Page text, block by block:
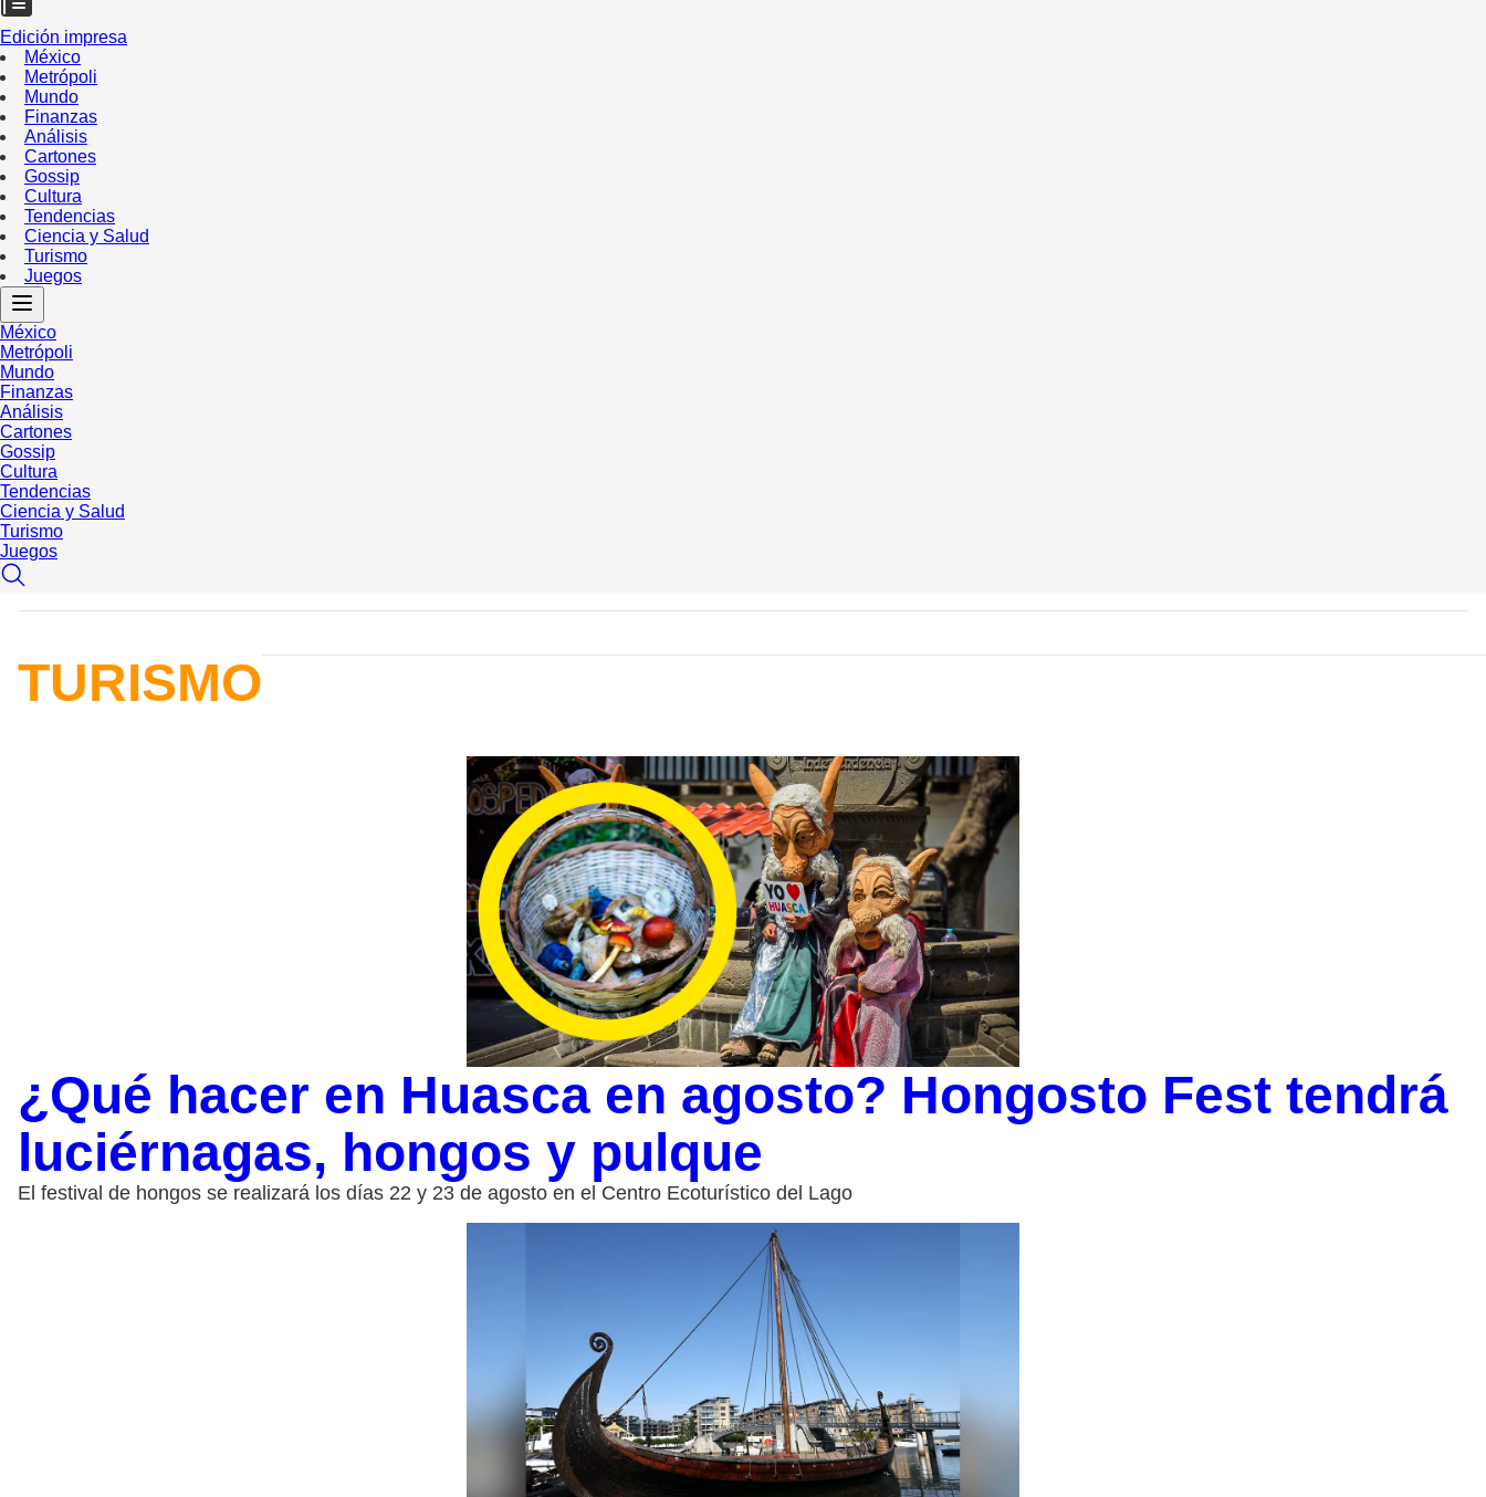
Edición impresa
México
Metrópoli
Mundo
Finanzas
Análisis
Cartones
Gossip
Cultura
Tendencias
Ciencia y Salud
Turismo
Juegos
México
Metrópoli
Mundo
Finanzas
Análisis
Cartones
Gossip
Cultura
Tendencias
Ciencia y Salud
Turismo
Juegos
TURISMO
¿Qué hacer en Huasca en agosto? Hongosto Fest tendrá
luciérnagas, hongos y pulque
El festival de hongos se realizará los días 22 y 23 de agosto en el Centro Ecoturístico del Lago